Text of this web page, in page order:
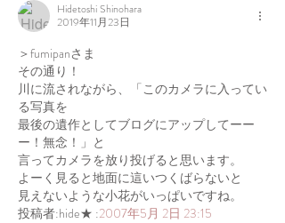
Hidetoshi Shinohara
2019年11月23日
＞fumipanさま
その通り！
川に流されながら、「このカメラに入ってい
る写真を
最後の遺作としてブログにアップしてーー
ー！無念！」と
言ってカメラを放り投げると思います。
よーく見ると地面に這いつくばらないと
見えないような小花がいっぱいですね。
投稿者:hide★ :2007年5月 2日 23:15